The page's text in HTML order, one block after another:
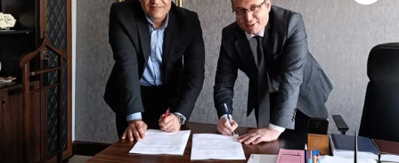
Duyurular
Teknoloji
Yerel Haber
Akhisar Emlak
Tarım-Gıda
Sektörel
Röportaj